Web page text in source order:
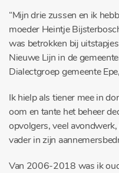
“Mijn drie zussen en ik
moeder Heintje
was betrokken bij
Nieuwe Lijn in de
Dialectgroep gemeente
Ik hielp als tiener mee in
oom en tante het beheer
opvolgers, veel
vader in zijn
Van 2006-2018 was ik